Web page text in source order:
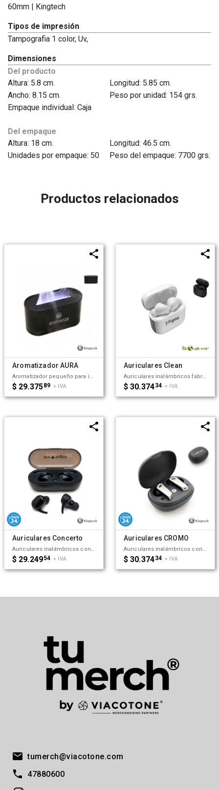
60mm | Kingtech
Tipos de impresión
Tampografia 1 color, Uv,
Dimensiones
Del producto
Altura: 5.8 cm.
Longitud: 5.85 cm.
Ancho: 8.15 cm.
Peso por unidad: 154 grs.
Empaque individual: Caja
Del empaque
Altura: 18 cm.
Longitud: 46.5 cm.
Unidades por empaque: 50
Peso del empaque: 7700 grs.
Productos relacionados
Aromatizador AURA
Aromatizador pequeño para interiores. Hecho a base de ABS y PP. Ideal para colocar en espacios cerrados y mantener un agradable aroma en el lugar. Kingtech.
$ 29.37589 + IVA
Auriculares Clean
Auriculares inalámbricos fabricados en ABS reciclado. Cada auricular cuenta con un botón touch que permite contestar y finalizar llamadas, reproducir y pausar música, cambiar a la siguiente o anterior canción. Tienen tecnología Bluetooth 5.3, una duración de batería de aproximadamente 5 horas y un estuche de carga de 200 mAh, el cual se carga a través de un cable usb c. Los auriculares cuentan con almohadillas de diferentes tamaños, y viene dentro de una caja de cartón junto a su manual de instrucciones y cable cargador. Dimensiones: 5 x 4,8x 2,5 cm. Incluye Gift Box confeccionada en cartulina Kraft. ReUseMe.
$ 30.37434 + IVA
Auriculares Concerto
$ 29.24954 + IVA
Auriculares CROMO
$ 30.37434 + IVA
tumerch@viacotone.com
47880600